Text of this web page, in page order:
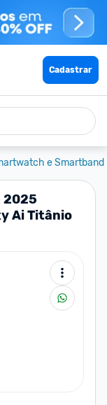
Cadastrar
e Smartband
2025
Ai Titânio